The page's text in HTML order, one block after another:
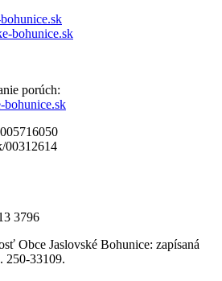
bohunice.sk
porúch:
bohunice.sk
00312614
3796
Obce Jaslovské Bohunice: zapísaná
250-33109.